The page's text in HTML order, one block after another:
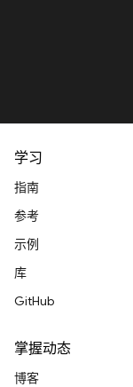
学习
指南
参考
示例
库
GitHub
掌握动态
博客